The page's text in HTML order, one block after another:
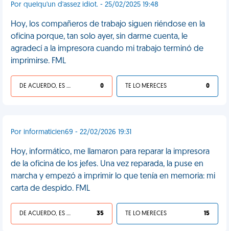
Por quelqu'un d'assez idiot. - 25/02/2025 19:48
Hoy, los compañeros de trabajo siguen riéndose en la
oficina porque, tan solo ayer, sin darme cuenta, le
agradecí a la impresora cuando mi trabajo terminó de
imprimirse. FML
DE ACUERDO, ES UNA VIDA HP 0 TE LO MERECES 0
Por informaticien69 - 22/02/2026 19:31
Hoy, informático, me llamaron para reparar la impresora
de la oficina de los jefes. Una vez reparada, la puse en
marcha y empezó a imprimir lo que tenía en memoria: mi
carta de despido. FML
DE ACUERDO, ES UNA VIDA HP 35 TE LO MERECES 15